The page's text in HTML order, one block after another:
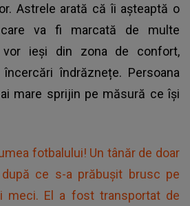
Astrele arată că îi așteaptă o
care va fi marcată de multe
ieși din zona de confort,
îndrăznețe. Persoana
mare sprijin pe măsură ce își
fotbalului! Un tânăr de doar
ce s-a prăbușit brusc pe
meci. El a fost transportat de